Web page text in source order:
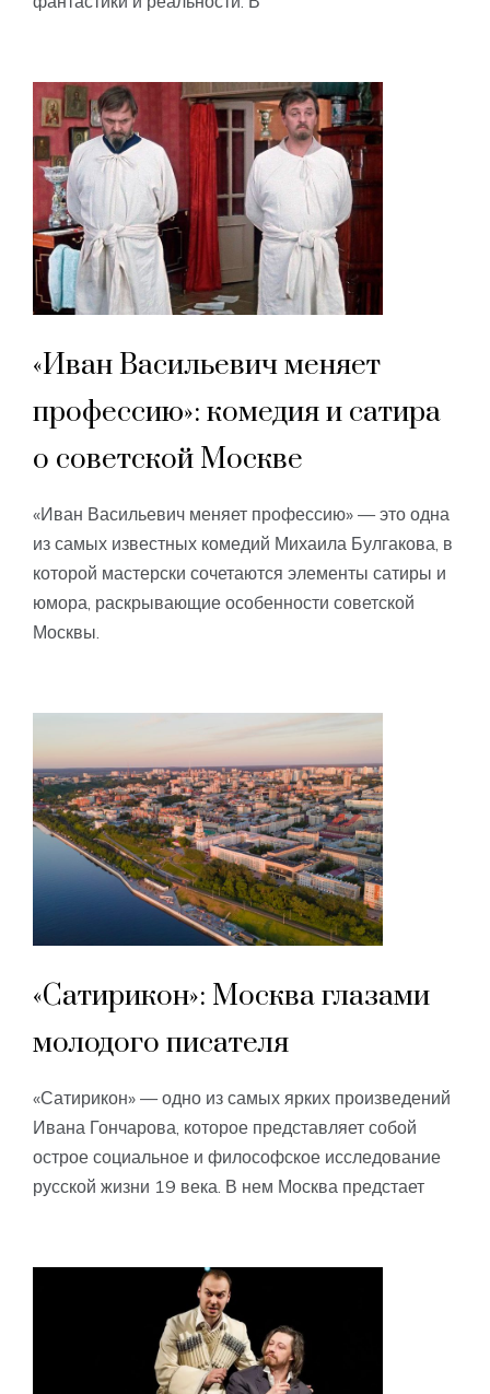
«Иван Васильевич меняет
профессию»: комедия и сатира
о советской Москве
«Иван Васильевич меняет профессию» — это одна
из самых известных комедий Михаила Булгакова, в
которой мастерски сочетаются элементы сатиры и
юмора, раскрывающие особенности советской
Москвы.
«Сатирикон»: Москва глазами
молодого писателя
«Сатирикон» — одно из самых ярких произведений
Ивана Гончарова, которое представляет собой
острое социальное и философское исследование
русской жизни 19 века. В нем Москва предстает